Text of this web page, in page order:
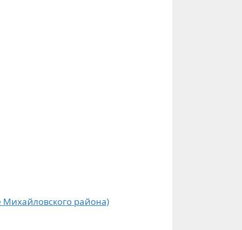
Михайловского района)